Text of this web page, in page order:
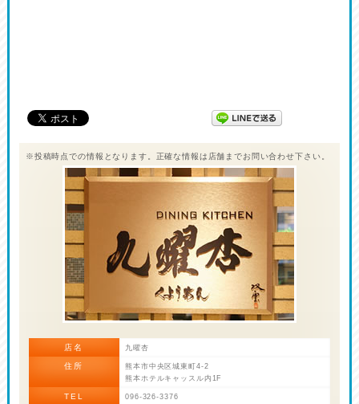
※投稿時点での情報となります。正確な情報は店舗までお問い合わせ下さい。
店名 九曜杏
住所
熊本市中央区城東町4-2
熊本ホテルキャッスル内1F
TEL 096-326-3376